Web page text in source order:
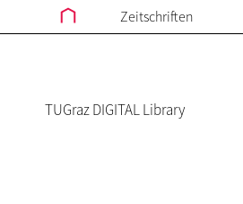
Zeitschriften
TUGraz DIGITAL Library